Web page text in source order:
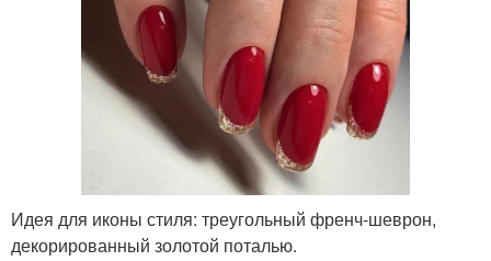
Идея для иконы стиля: треугольный френч-шеврон,
декорированный золотой поталью.